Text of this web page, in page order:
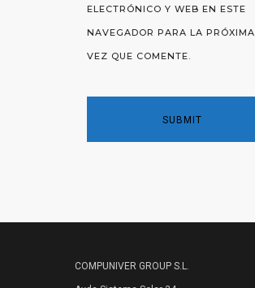
ELECTRÓNICO Y WEB EN ESTE
NAVEGADOR PARA LA PRÓXIMA
VEZ QUE COMENTE.
COMPUNIVER GROUP S.L.